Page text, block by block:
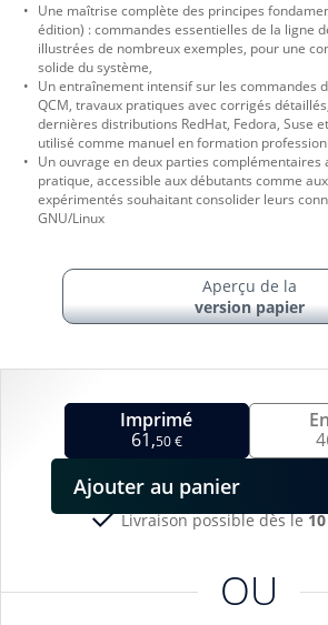
Imprimé
61,50 €
OU
Livraison possible dès le
Ajouter au panier
Une maîtrise complète des principes
édition) : commandes essentielles de la ligne
illustrées de nombreux exemples, pour une
solide du système,
Un entraînement intensif sur les commandes
QCM, travaux pratiques avec corrigés
dernières distributions RedHat, Fedora, Suse
utilisé comme manuel en formation
Un ouvrage en deux parties complémentaires
pratique, accessible aux débutants comme
expérimentés souhaitant consolider leurs
GNU/Linux
Aperçu de la
version papier